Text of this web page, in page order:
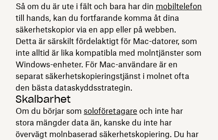
Så om du är ute i fält och bara har din mobiltelefon
till hands, kan du fortfarande komma åt dina
säkerhetskopior via en app eller på webben.
Detta är särskilt fördelaktigt för Mac-datorer, som
inte alltid är lika kompatibla med molntjänster som
Windows-enheter. För Mac-användare är en
separat säkerhetskopieringstjänst i molnet ofta
den bästa dataskyddsstrategin.
Skalbarhet
Om du börjar som soloföretagare och inte har
stora mängder data än, kanske du inte har
övervägt molnbaserad säkerhetskopiering. Du har